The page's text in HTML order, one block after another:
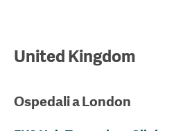
United Kingdom
Ospedali aLondon